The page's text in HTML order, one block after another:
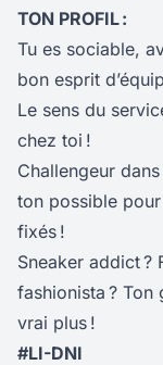
TON PROFIL :
Tu es sociable,
bon esprit
Le sens du
chez toi !
Challengeur
ton possible
fixés !
Sneaker addict ?
fashionista ?
vrai plus !
#LI-DNI